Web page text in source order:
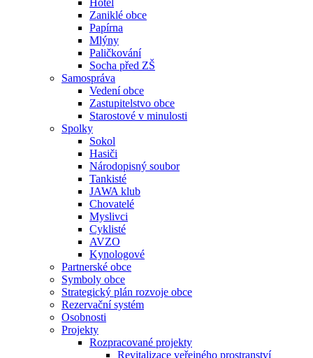
Hotel
Zaniklé obce
Papírna
Mlýny
Paličkování
Socha před ZŠ
Samospráva
Vedení obce
Zastupitelstvo obce
Starostové v minulosti
Spolky
Sokol
Hasiči
Národopisný soubor
Tankisté
JAWA klub
Chovatelé
Myslivci
Cyklisté
AVZO
Kynologové
Partnerské obce
Symboly obce
Strategický plán rozvoje obce
Rezervační systém
Osobnosti
Projekty
Rozpracované projekty
Revitalizace veřejného prostranství